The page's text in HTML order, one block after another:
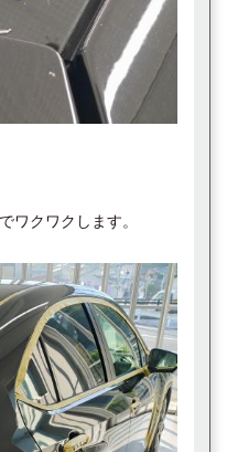
ワクワクします。